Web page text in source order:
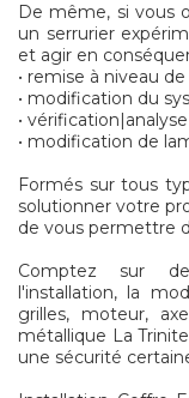
De même, si vous
un serrurier
et agir en
• remise à niveau de
• modification du
•
• modification de
Formés sur tous
solutionner votre
de vous permettre
Comptez sur
l'installation, la
grilles, moteur,
métallique La
une sécurité